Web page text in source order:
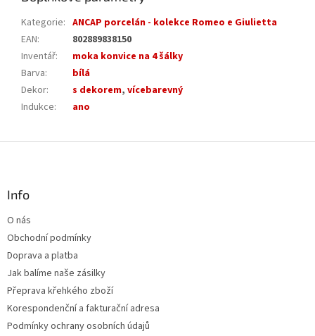
Kategorie: ANCAP porcelán - kolekce Romeo e Giulietta
EAN:
802889838150
Inventář:
moka konvice na 4 šálky
Barva:
bílá
Dekor: s dekorem, vícebarevný
Indukce: ano
Info
O nás
Obchodní podmínky
Doprava a platba
Jak balíme naše zásilky
Přeprava křehkého zboží
Korespondenční a fakturační adresa
Podmínky ochrany osobních údajů